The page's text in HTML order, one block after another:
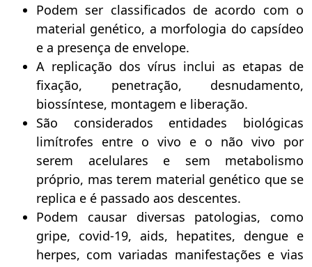
Podem ser classificados de acordo com o
material genético, a morfologia do capsídeo
e a presença de envelope.
A replicação dos vírus inclui as etapas de
fixação, penetração, desnudamento,
biossíntese, montagem e liberação.
São considerados entidades biológicas
limítrofes entre o vivo e o não vivo por
serem acelulares e sem metabolismo
próprio, mas terem material genético que se
replica e é passado aos descentes.
Podem causar diversas patologias, como
gripe, covid-19, aids, hepatites, dengue e
herpes, com variadas manifestações e vias